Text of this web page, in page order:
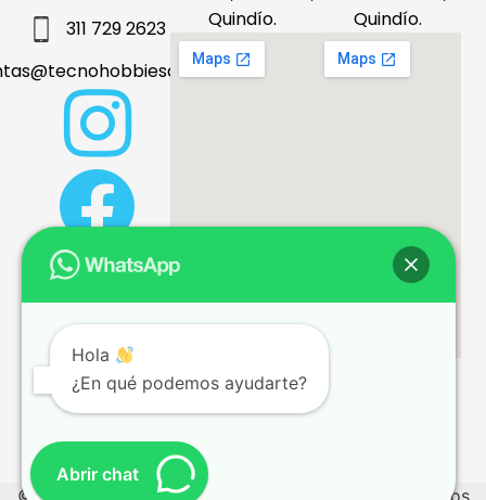
311 729 2623
Quindío.
Quindío.
Términos y condiciones
Hola
¿En qué podemos ayudarte?
Abrir chat